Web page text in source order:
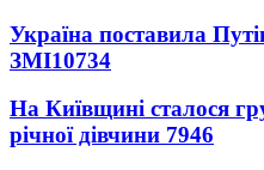
Україна поставила
ЗМІ10734
На Київщині сталося
річної дівчини 7946